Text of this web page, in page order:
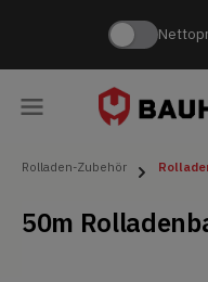
Rolladen-Zubehör
50m